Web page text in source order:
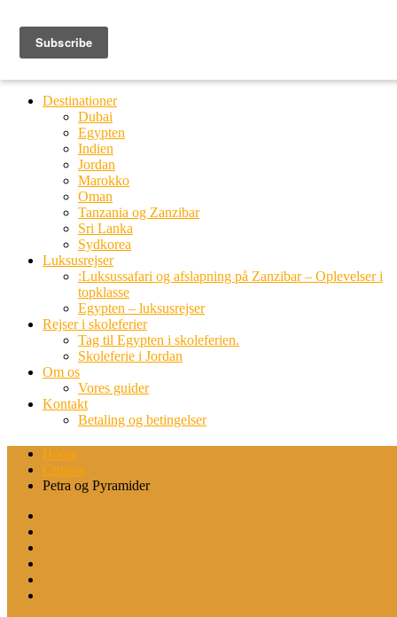
Ring til os
20 66 03 08
Destinationer
Dubai
Egypten
Indien
Jordan
Marokko
Oman
Tanzania og Zanzibar
Sri Lanka
Sydkorea
Luksusrejser
:Luksussafari og afslapning på Zanzibar – Oplevelser i
topklasse
Egypten – luksusrejser
Rejser i skoleferier
Tag til Egypten i skoleferien.
Skoleferie i Jordan
Om os
Vores guider
Kontakt
Betaling og betingelser
Home
Cruises
Petra og Pyramider